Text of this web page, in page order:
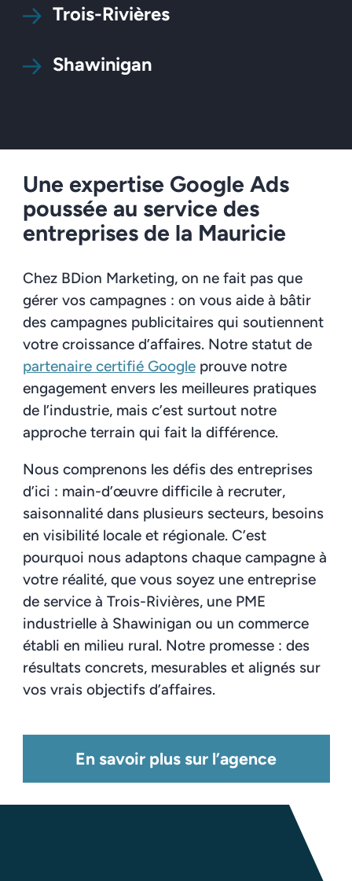
Trois-Rivières
Shawinigan
Une expertise Google Ads
poussée au service des
entreprises de la Mauricie
Chez BDion Marketing, on ne fait pas que
gérer vos campagnes : on vous aide à bâtir
des campagnes publicitaires qui soutiennent
votre croissance d’affaires. Notre statut de
partenaire certifié Googleprouve notre
engagement envers les meilleures pratiques
de l’industrie, mais c’est surtout notre
approche terrain qui fait la différence.
Nous comprenons les défis des entreprises
d’ici : main-d’œuvre difficile à recruter,
saisonnalité dans plusieurs secteurs, besoins
en visibilité locale et régionale. C’est
pourquoi nous adaptons chaque campagne à
votre réalité, que vous soyez une entreprise
de service à Trois-Rivières, une PME
industrielle à Shawinigan ou un commerce
établi en milieu rural. Notre promesse : des
résultats concrets, mesurables et alignés sur
vos vrais objectifs d’affaires.
En savoir plus sur l’agence